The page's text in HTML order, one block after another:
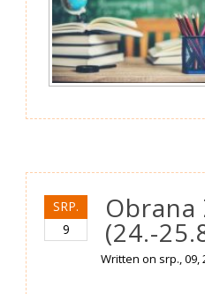
SRP.
9
(24.-
Written on srp., 09,